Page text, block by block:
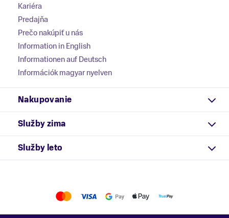
Kariéra
Predajňa
Prečo nakúpiť u nás
Information in English
Informationen auf Deutsch
Információk magyar nyelven
Nakupovanie
Služby zima
Služby leto